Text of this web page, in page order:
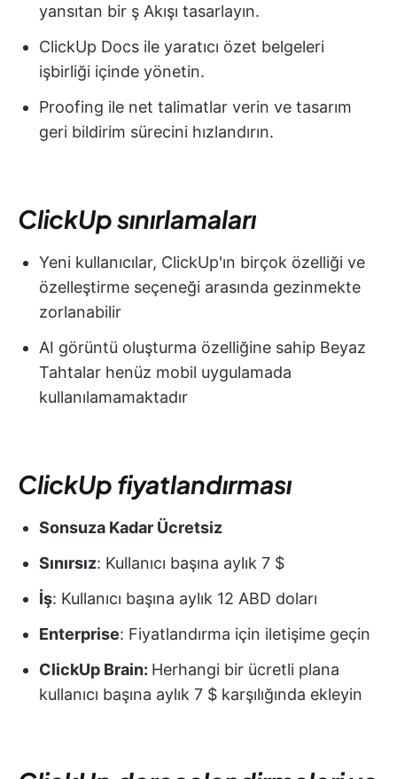
yansıtan bir ş Akışı tasarlayın.
ClickUp Docs ile yaratıcı özet belgeleri
işbirliği içinde yönetin.
Proofing ile net talimatlar verin ve tasarım
geri bildirim sürecini hızlandırın.
ClickUp sınırlamaları
Yeni kullanıcılar, ClickUp'ın birçok özelliği ve
özelleştirme seçeneği arasında gezinmekte
zorlanabilir
AI görüntü oluşturma özelliğine sahip Beyaz
Tahtalar henüz mobil uygulamada
kullanılamamaktadır
ClickUp fiyatlandırması
Sonsuza Kadar Ücretsiz
Sınırsız: Kullanıcı başına aylık 7 $
İş: Kullanıcı başına aylık 12 ABD doları
Enterprise: Fiyatlandırma için iletişime geçin
ClickUp Brain: Herhangi bir ücretli plana
kullanıcı başına aylık 7 $ karşılığında ekleyin